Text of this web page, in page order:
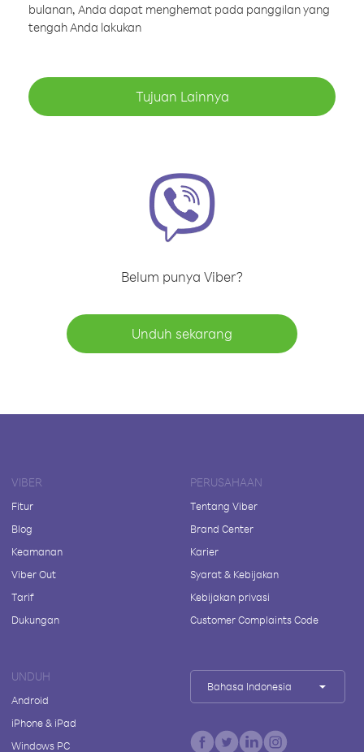
bulanan, Anda dapat menghemat pada panggilan yang
tengah Anda lakukan
Tujuan Lainnya
Belum punya Viber?
Unduh sekarang
VIBER
Fitur
Blog
Keamanan
Viber Out
Tarif
Dukungan
PERUSAHAAN
Tentang Viber
Brand Center
Karier
Syarat & Kebijakan
Kebijakan privasi
Customer Complaints Code
UNDUH
Android
iPhone & iPad
Windows PC
Bahasa Indonesia